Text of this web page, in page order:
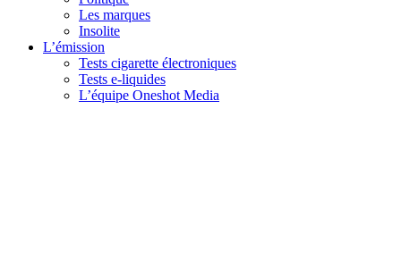
Les marques
Insolite
L’émission
Tests cigarette électroniques
Tests e-liquides
L’équipe Oneshot Media